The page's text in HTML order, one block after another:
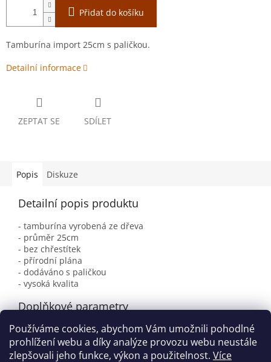
Používáme cookies, abychom Vám umožnili pohodlné
prohlížení webu a díky analýze provozu webu neustále
zlepšovali jeho funkce, výkon a použitelnost. Více
Přidat do košíku
Tamburína import 25cm s paličkou.
Detailní informace
ZEPTAT SE SDÍLET
Popis Diskuze
Detailní popis produktu
- tamburína vyrobená ze dřeva
- průměr 25cm
- bez chřestítek
- přírodní plána
- dodáváno s paličkou
- vysoká kvalita
Doplňkové parametry
Kategorie: Tamburíny
EAN: 4103160352500